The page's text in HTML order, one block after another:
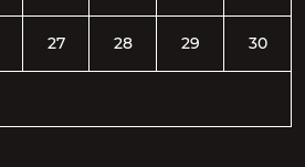
27 28 29 30